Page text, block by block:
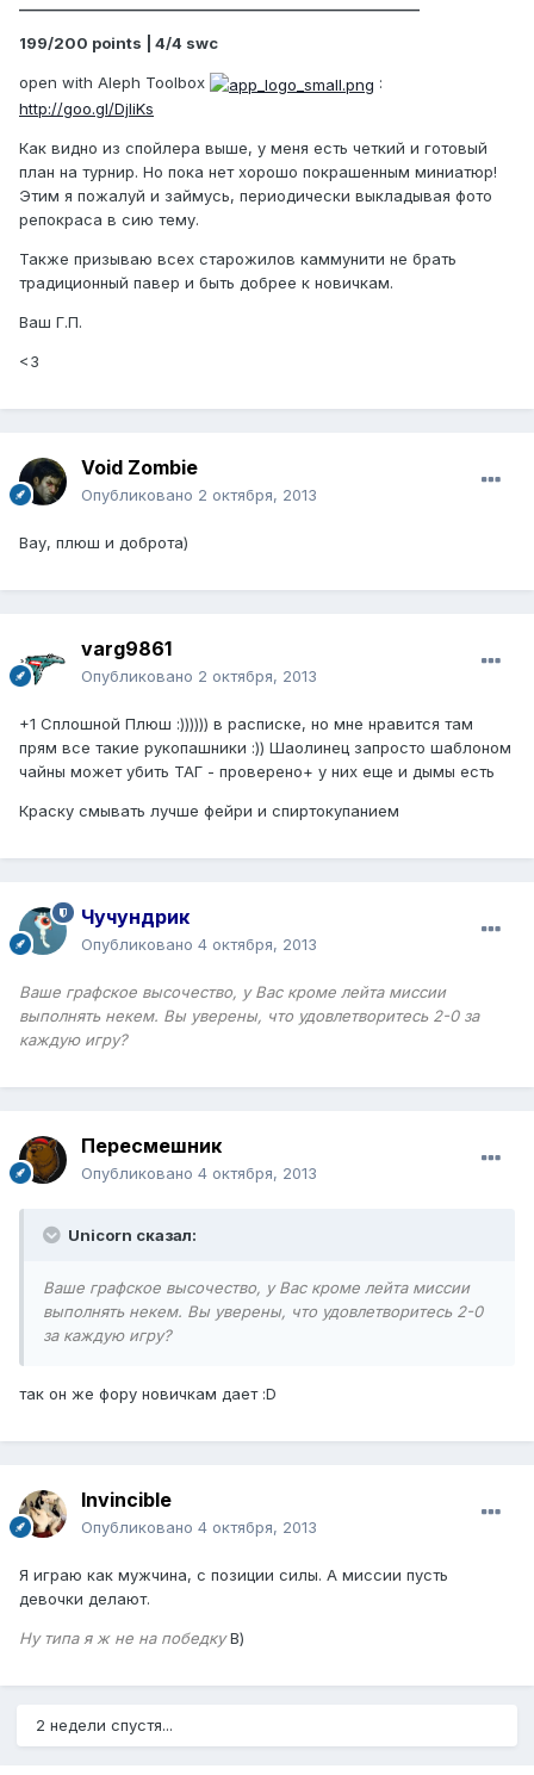
199/200 points | 4/4 swc
open with Aleph Toolbox
:
http://goo.gl/DjIiKs
Как видно из спойлера выше, у меня есть четкий и готовый
план на турнир. Но пока нет хорошо покрашенным миниатюр!
Этим я пожалуй и займусь, периодически выкладывая фото
репокраса в сию тему.
Также призываю всех старожилов каммунити не брать
традиционный павер и быть добрее к новичкам.
Ваш Г.П.
<3
Void Zombie
Опубликовано 2 октября, 2013
Вау, плюш и доброта)
varg9861
Опубликовано 2 октября, 2013
+1 Сплошной Плюш :)))))) в расписке, но мне нравится там
прям все такие рукопашники :)) Шаолинец запросто шаблоном
чайны может убить ТАГ - проверено+ у них еще и дымы есть
Краску смывать лучше фейри и спиртокупанием
Чучундрик
Опубликовано 4 октября, 2013
Ваше графское высочество, у Вас кроме лейта миссии
выполнять некем. Вы уверены, что удовлетворитесь 2-0 за
каждую игру?
Пересмешник
Опубликовано 4 октября, 2013
Unicorn сказал:
Ваше графское высочество, у Вас кроме лейта миссии
выполнять некем. Вы уверены, что удовлетворитесь 2-0
за каждую игру?
так он же фору новичкам дает :D
Invincible
Опубликовано 4 октября, 2013
Я играю как мужчина, с позиции силы. А миссии пусть
девочки делают.
Ну типа я ж не на победкуВ)
2 недели спустя...